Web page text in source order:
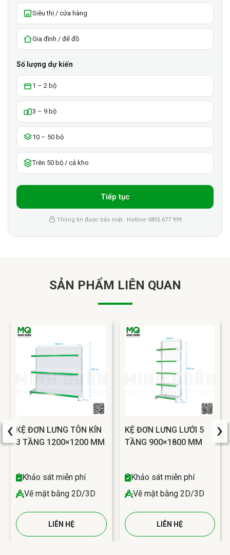
Siêu thị / cửa hàng
Gia đình / để đồ
Số lượng dự kiến
1 – 2 bộ
3 – 9 bộ
10 – 50 bộ
Trên 50 bộ / cả kho
Tiếp tục
Thông tin được bảo mật · Hotline 0855 677 999
SẢN PHẨM LIÊN QUAN
KỆ ĐƠN LƯNG TÔN KÍN
3 TẦNG 1200×1200 MM
Khảo sát miễn phí
Vẽ mặt bằng 2D/3D
LIÊN HỆ
KỆ ĐƠN LƯNG LƯỚI 5
TẦNG 900×1800 MM
Khảo sát miễn phí
Vẽ mặt bằng 2D/3D
LIÊN HỆ
‹ ›